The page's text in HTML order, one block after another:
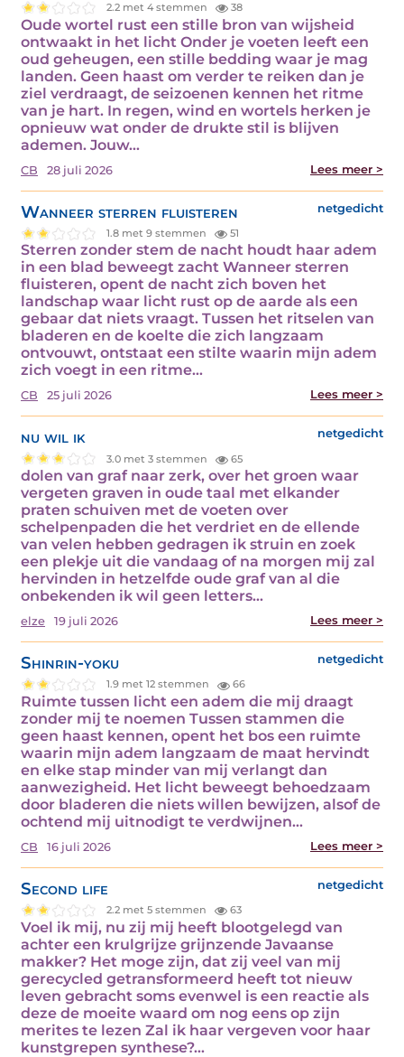
2.2 met 4 stemmen 38
Oude wortel rust een stille bron van wijsheid
ontwaakt in het licht Onder je voeten leeft een
oud geheugen, een stille bedding waar je mag
landen. Geen haast om verder te reiken dan je
ziel verdraagt, de seizoenen kennen het ritme
van je hart. In regen, wind en wortels herken je
opnieuw wat onder de drukte stil is blijven
ademen. Jouw…
CB 28 juli 2026 Lees meer >
Wanneer sterren fluisteren netgedicht
1.8 met 9 stemmen 51
Sterren zonder stem de nacht houdt haar adem
in een blad beweegt zacht Wanneer sterren
fluisteren, opent de nacht zich boven het
landschap waar licht rust op de aarde als een
gebaar dat niets vraagt. Tussen het ritselen van
bladeren en de koelte die zich langzaam
ontvouwt, ontstaat een stilte waarin mijn adem
zich voegt in een ritme…
CB 25 juli 2026 Lees meer >
nu wil ik netgedicht
3.0 met 3 stemmen 65
dolen van graf naar zerk, over het groen waar
vergeten graven in oude taal met elkander
praten schuiven met de voeten over
schelpenpaden die het verdriet en de ellende
van velen hebben gedragen ik struin en zoek
een plekje uit die vandaag of na morgen mij zal
hervinden in hetzelfde oude graf van al die
onbekenden ik wil geen letters…
elze 19 juli 2026 Lees meer >
Shinrin-yoku netgedicht
1.9 met 12 stemmen 66
Ruimte tussen licht een adem die mij draagt
zonder mij te noemen Tussen stammen die
geen haast kennen, opent het bos een ruimte
waarin mijn adem langzaam de maat hervindt
en elke stap minder van mij verlangt dan
aanwezigheid. Het licht beweegt behoedzaam
door bladeren die niets willen bewijzen, alsof de
ochtend mij uitnodigt te verdwijnen…
CB 16 juli 2026 Lees meer >
Second life netgedicht
2.2 met 5 stemmen 63
Voel ik mij, nu zij mij heeft blootgelegd van
achter een krulgrijze grijnzende Javaanse
makker? Het moge zijn, dat zij veel van mij
gerecycled getransformeerd heeft tot nieuw
leven gebracht soms evenwel is een reactie als
deze de moeite waard om nog eens op zijn
merites te lezen Zal ik haar vergeven voor haar
kunstgrepen synthese?…